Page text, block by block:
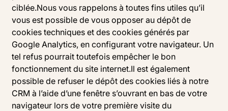
ciblée.Nous vous rappelons à toutes fins utiles qu’il
vous est possible de vous opposer au dépôt de
cookies techniques et des cookies générés par
Google Analytics, en configurant votre navigateur. Un
tel refus pourrait toutefois empêcher le bon
fonctionnement du site internet.Il est également
possible de refuser le dépôt des cookies liés à notre
CRM à l’aide d’une fenêtre s’ouvrant en bas de votre
navigateur lors de votre première visite du